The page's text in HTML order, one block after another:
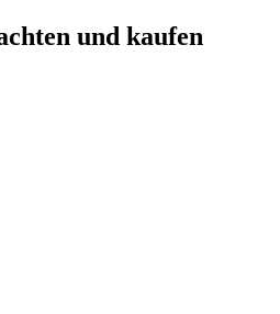
und kaufen